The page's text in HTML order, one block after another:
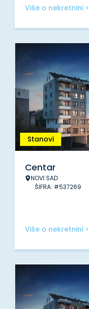
Više o nekretnini >
Stanovi
Centar
NOVI SAD
ŠIFRA: #537269
Više o nekretnini >